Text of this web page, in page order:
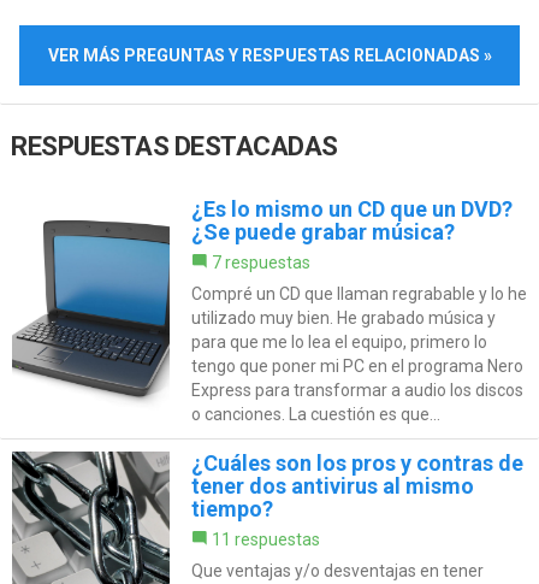
VER MÁS PREGUNTAS Y RESPUESTAS RELACIONADAS »
RESPUESTAS DESTACADAS
¿Es lo mismo un CD que un DVD?
¿Se puede grabar música?
7 respuestas
Compré un CD que llaman regrabable y lo he
utilizado muy bien. He grabado música y
para que me lo lea el equipo, primero lo
tengo que poner mi PC en el programa Nero
Express para transformar a audio los discos
o canciones. La cuestión es que...
¿Cuáles son los pros y contras de
tener dos antivirus al mismo
tiempo?
11 respuestas
Que ventajas y/o desventajas en tener